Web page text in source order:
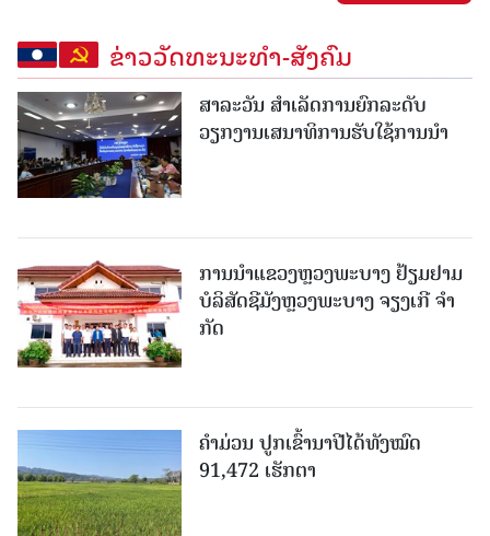
ຂ່າວວັດທະນະທຳ-ສັງຄົມ
ສາລະວັນ ສໍາເລັດການຍົກລະດັບ
ວຽກງານເສນາທິການຮັບໃຊ້ການນໍາ
ການນຳແຂວງຫຼວງພະບາງ ຢ້ຽມ​ຢາມ
ບໍ​ລິ​ສັດຊີມັງຫຼວງພະບາງ ຈຽງເກີ ຈໍາ
ກັດ
ຄໍາມ່ວນ ປູກເຂົ້ານາປີໄດ້ທັງໝົດ
91,472 ເຮັກຕາ